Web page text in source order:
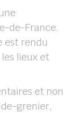
de-France.
est rendu
lieux et
et non
grenier,